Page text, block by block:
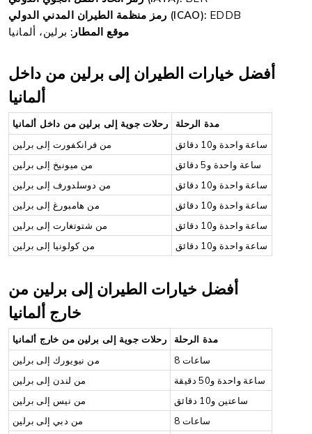
رمز منظمة الطيران المدني الدولي (ICAO): EDDB
موقع المطار: برلين، ألمانيا
أفضل خيارات الطيران إلى برلين من داخل
ألمانيا
رحلات جوية إلى برلين من داخل ألمانيا
من فرانكفورت إلى برلين
ساعة واحدة و10 دقائق
من ميونيخ إلى برلين
ساعة واحدة و5 دقائق
من دوسلدورف إلى برلين
ساعة واحدة و10 دقائق
من هامبورغ إلى برلين
ساعة واحدة و10 دقائق
من شتوتغارت إلى برلين
ساعة واحدة و10 دقائق
من كولونيا إلى برلين
ساعة واحدة و10 دقائق
أفضل خيارات الطيران إلى برلين من
خارج ألمانيا
رحلات جوية إلى برلين من خارج ألمانيا
من نيويورك إلى برلين
8 ساعات
من لندن إلى برلين
من نيس إلى برلين
ساعتين و10 دقائق
من دبي إلى برلين
8 ساعات